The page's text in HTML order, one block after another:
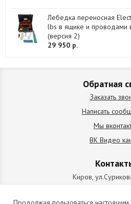
Лебедка переносная
lbs в ящике и проводами
(версия 2)
29 950 р.
Обратная
Заказать
Написать
Мы
ВК Видео
Киров,
схема
+7 (912)